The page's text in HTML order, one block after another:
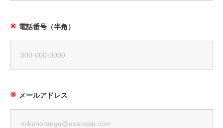
電話番号（半角）
メールアドレス